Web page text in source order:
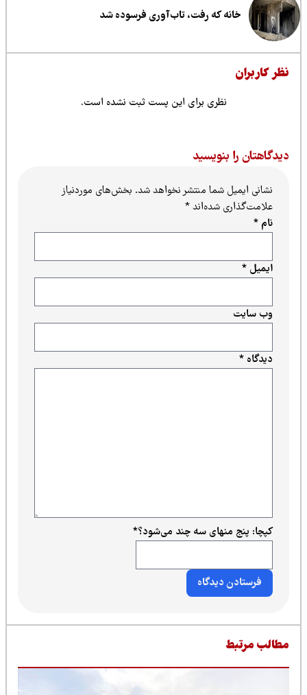
خانه که رفت، تاب‌آوری فرسوده شد
کاربران
نظری برای این پست ثبت نشده است.
را بنویسید
نشانی ایمیل شما منتشر نخواهد شد.بخش‌های موردنیاز
علامت‌گذاری شده‌اند*
دیدگاه*
ایمیل*
وب‌ سایت
کپچا: پنج منهای سه چند می‌شود؟*
مرتبط